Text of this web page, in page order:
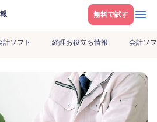
無料で試す メニ
計ソフト 経理お役立ち情報 会計ソ